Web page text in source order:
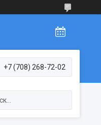
+7 (708) 268-72-02